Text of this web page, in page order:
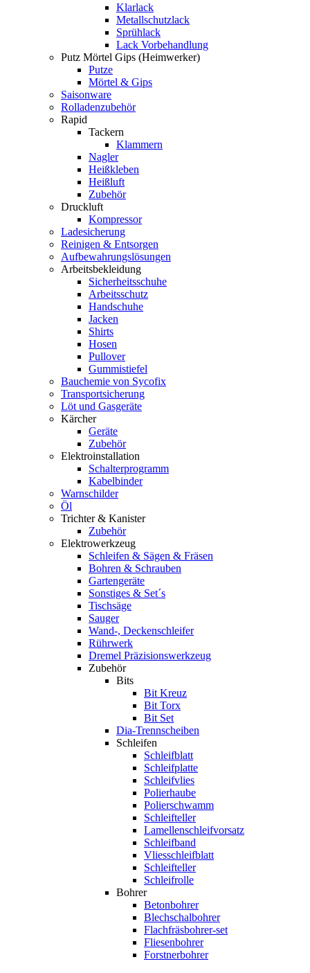
Klarlack
Metallschutzlack
Sprühlack
Lack Vorbehandlung
Putz Mörtel Gips (Heimwerker)
Putze
Mörtel & Gips
Saisonware
Rolladenzubehör
Rapid
Tackern
Klammern
Nagler
Heißkleben
Heißluft
Zubehör
Druckluft
Kompressor
Ladesicherung
Reinigen & Entsorgen
Aufbewahrungslösungen
Arbeitsbekleidung
Sicherheitsschuhe
Arbeitsschutz
Handschuhe
Jacken
Shirts
Hosen
Pullover
Gummistiefel
Bauchemie von Sycofix
Transportsicherung
Löt und Gasgeräte
Kärcher
Geräte
Zubehör
Elektroinstallation
Schalterprogramm
Kabelbinder
Warnschilder
Öl
Trichter & Kanister
Zubehör
Elektrowerkzeug
Schleifen & Sägen & Fräsen
Bohren & Schrauben
Gartengeräte
Sonstiges & Set´s
Tischsäge
Sauger
Wand-, Deckenschleifer
Rührwerk
Dremel Präzisionswerkzeug
Zubehör
Bits
Bit Kreuz
Bit Torx
Bit Set
Dia-Trennscheiben
Schleifen
Schleifblatt
Schleifplatte
Schleifvlies
Polierhaube
Polierschwamm
Schleifteller
Lamellenschleifvorsatz
Schleifband
Vliesschleifblatt
Schleifteller
Schleifrolle
Bohrer
Betonbohrer
Blechschalbohrer
Flachfräsbohrer-set
Fliesenbohrer
Forstnerbohrer